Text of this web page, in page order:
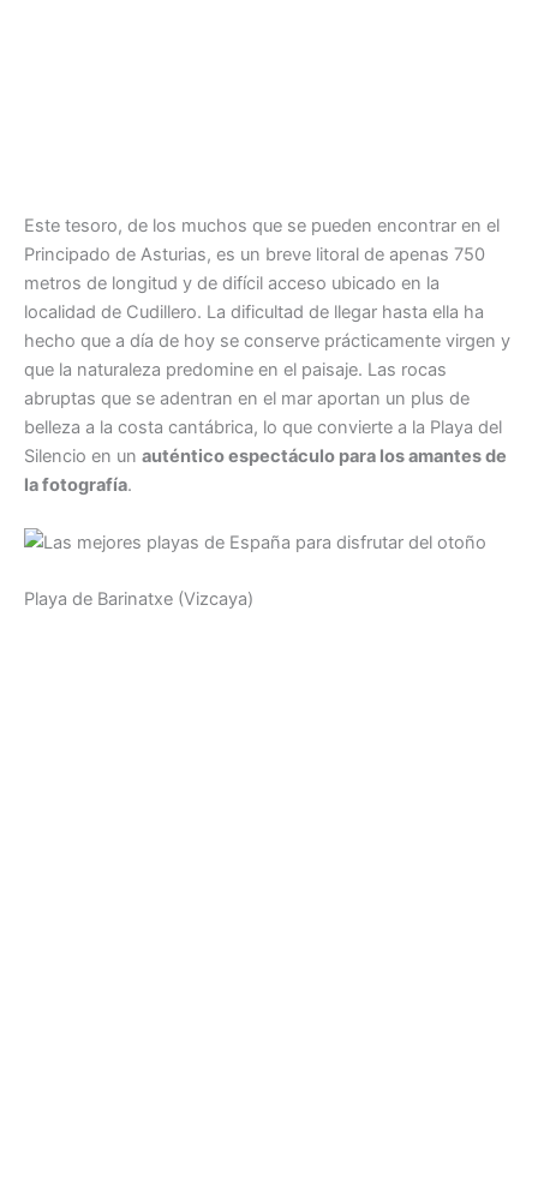
Este tesoro, de los muchos que se pueden encontrar en el
Principado de Asturias, es un breve litoral de apenas 750
metros de longitud y de difícil acceso ubicado en la
localidad de Cudillero. La dificultad de llegar hasta ella ha
hecho que a día de hoy se conserve prácticamente virgen y
que la naturaleza predomine en el paisaje. Las rocas
abruptas que se adentran en el mar aportan un plus de
belleza a la costa cantábrica, lo que convierte a la Playa del
Silencio en un auténtico espectáculo para los amantes de
la fotografía.
Playa de Barinatxe (Vizcaya)